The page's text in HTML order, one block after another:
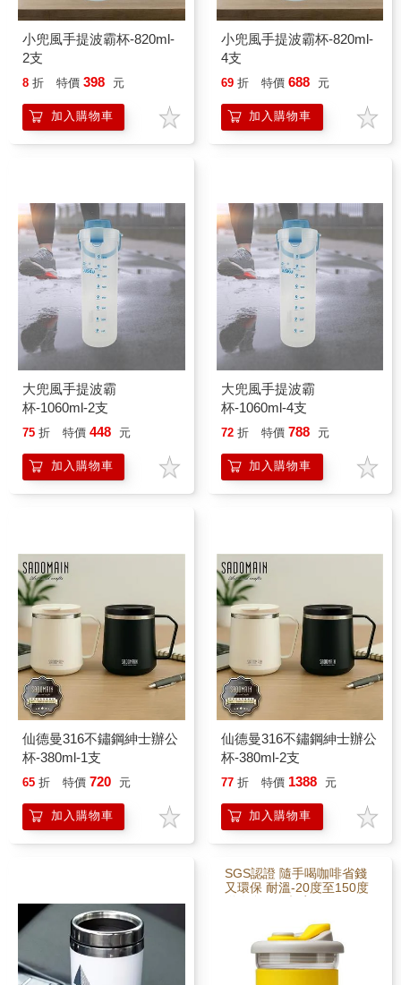
小兜風手提波霸杯-820ml-
2支
8 折 特價 398 元
加入購物車
小兜風手提波霸杯-820ml-
4支
69 折 特價 688 元
加入購物車
大兜風手提波霸
杯-1060ml-2支
75 折 特價 448 元
加入購物車
大兜風手提波霸
杯-1060ml-4支
72 折 特價 788 元
加入購物車
仙德曼316不鏽鋼紳士辦公
杯-380ml-1支
65 折 特價 720 元
加入購物車
仙德曼316不鏽鋼紳士辦公
杯-380ml-2支
77 折 特價 1388 元
加入購物車
SGS認證 隨手喝咖啡省錢
又環保 耐溫-20度至150度